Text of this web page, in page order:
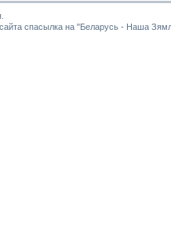
спасылка на "Беларусь - Наша